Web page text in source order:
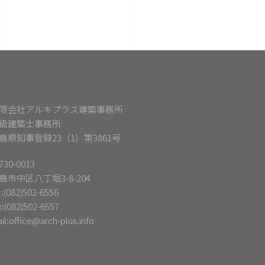
会社アルキプラス建築事務所
建築士事務所
県知事登録23（1）第3861号
0013
市中区八丁堀3-8-204
6556
6557
office@arch-plus.info